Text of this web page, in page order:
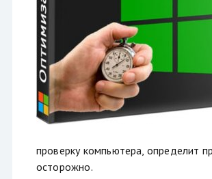
проверку компьютера, определит
осторожно.